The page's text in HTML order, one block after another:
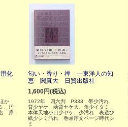
化
か
、汚
扉
匂い・香り・禅 ―東洋人の知
恵 関真大 日貿出版社
1,600円(税込)
1972年 四六判 P333 帯少汚れ、
背少ヤケ 函背ヤケ大、角少イタミ
本体天地小口少ヤケ、少汚れ 表遊び
紙少シミ汚れ 巻頭序文ページ時代シ
ミ